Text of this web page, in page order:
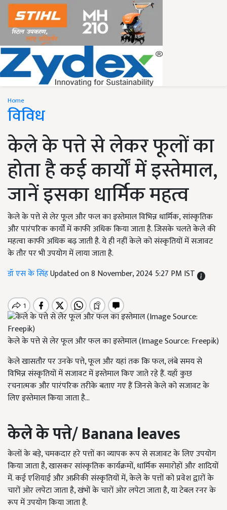
Home
विविध
केले के पत्ते से लेकर फूलों का
होता है कई कार्यों में इस्तेमाल,
जानें इसका धार्मिक महत्व
केले के पत्ते से लेर फूल और फल का इस्तेमाल विभिन्न धार्मिक, सांस्कृतिक
और पारंपरिक कार्यों में काफी अधिक किया जाता है. जिसके चलते केले की
महत्वा काफी अधिक बढ़ जाती है. ये ही नहीं केले को संस्कृतियों में सजावट
के तौर पर भी उपयोग में लाया जाता है.
डॉ एस के सिंहUpdated on 8 November, 2024 5:27 PM IST
केले के पत्ते से लेर फूल और फल का इस्तेमाल (Image Source: Freepik)
केले खासतौर पर उनके पत्ते, फूल और यहां तक ​​कि फल, लंबे समय से
विभिन्न संस्कृतियों में सजावट में इस्तेमाल किए जाते रहे हैं. यहाँ कुछ
रचनात्मक और पारंपरिक तरीके बताए गए हैं जिनसे केले को सजावट के
लिए इस्तेमाल किया जाता है...
केले के पत्ते/Banana leaves
केलों के बड़े, चमकदार हरे पत्तों का व्यापक रूप से सजावट के लिए उपयोग
किया जाता है, खासकर सांस्कृतिक कार्यक्रमों, धार्मिक समारोहों और शादियों
में. कई एशियाई और अफ्रीकी संस्कृतियों में, केले के पत्तों को प्रवेश द्वारों के
चारों ओर लपेटा जाता है, खंभों के चारों ओर लपेटा जाता है, या टेबल रनर के
रूप में उपयोग किया जाता है.